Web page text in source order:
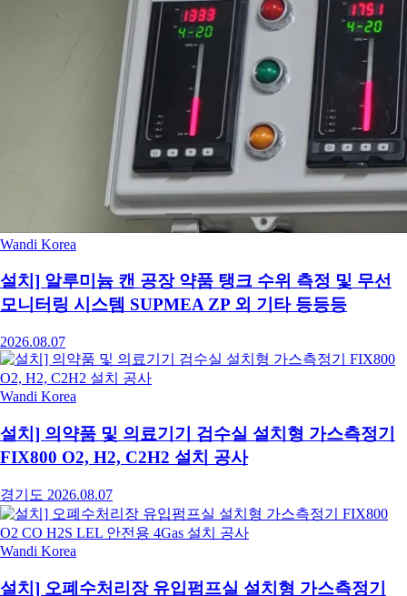
Wandi Korea
설치] 알루미늄 캔 공장 약품 탱크 수위 측정 및 무선
모니터링 시스템 SUPMEA ZP 외 기타 등등등
2026.08.07
Wandi Korea
설치] 의약품 및 의료기기 검수실 설치형 가스측정기
FIX800 O2, H2, C2H2 설치 공사
경기도 2026.08.07
Wandi Korea
설치] 오폐수처리장 유입펌프실 설치형 가스측정기